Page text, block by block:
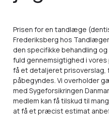
Prisen for en tandlæge
Frederiksberg hos
den specifikke behandling
fuld gennemsigtighed i
få et detaljeret prisoverslag,
påbegyndes. Vi overholder
med Sygeforsikringen
medlem kan få tilskud til
at få et præcist estimat